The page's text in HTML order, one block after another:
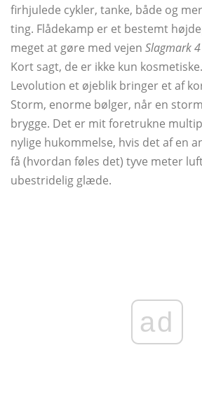
firhjulede cykler, tanke, både og
ting. Flådekamp er et bestemt
meget at gøre med vejen Slagmark 4
Kort sagt, de er ikke kun
Levolution et øjeblik bringer et af
Storm, enorme bølger, når en
brygge. Det er mit foretrukne
nylige hukommelse, hvis det af en
få (hvordan føles det) tyve meter
ubestridelig glæde.
ad